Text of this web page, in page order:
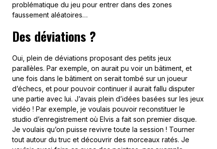
problématique du jeu pour entrer dans des zones
faussement aléatoires…
Des déviations ?
Oui, plein de déviations proposant des petits jeux
parallèles. Par exemple, on aurait pu voir un bâtiment, et
une fois dans le bâtiment on serait tombé sur un joueur
d’échecs, et pour pouvoir continuer il aurait fallu disputer
une partie avec lui. J’avais plein d’idées basées sur les jeux
vidéo ! Par exemple, je voulais pouvoir reconstituer le
studio d’enregistrement où Elvis a fait son premier disque.
Je voulais qu’on puisse revivre toute la session ! Tourner
tout autour du truc et découvrir des morceaux ratés. Je